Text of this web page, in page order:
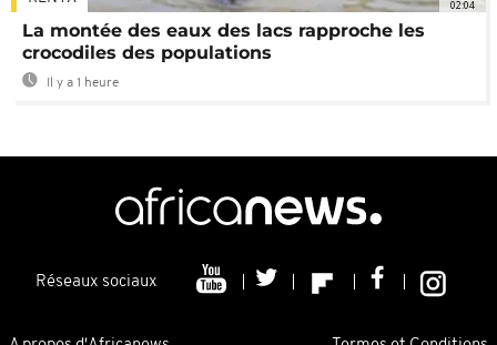
02:04
La montée des eaux des lacs rapproche les
crocodiles des populations
Il y a 1 heure
Réseaux sociaux